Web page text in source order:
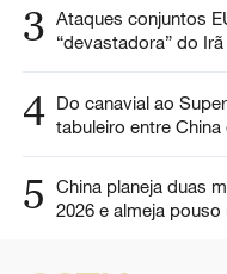
3 Ataques conjuntos
“devastadora” do Irã
4 Do canavial ao
tabuleiro entre China
5
China planeja duas
2026 e almeja pouso